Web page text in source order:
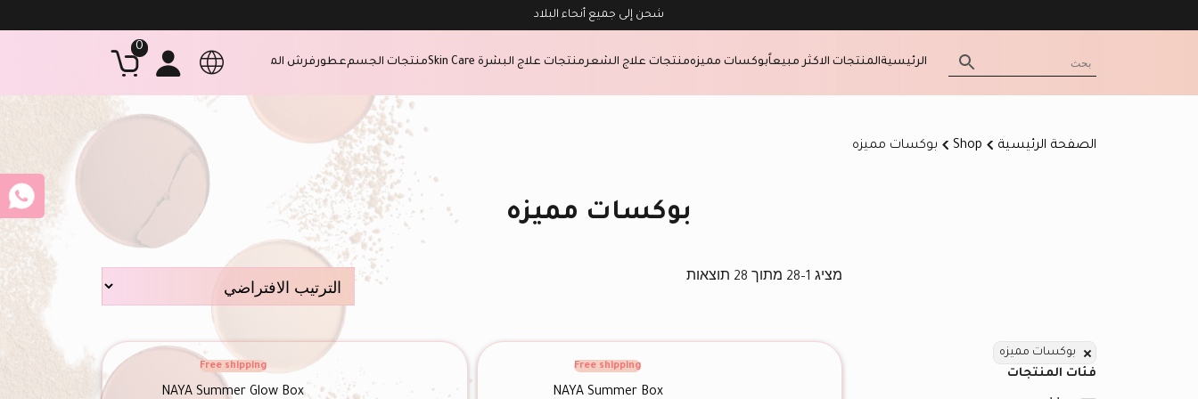
شحن إلى جميع أنحاء البلاد
الرئيسيةالمنتجات الاكثر مبيعاًبوكسات مميزهمنتجات علاج الشعرمنتجات علاج البشرة Skin Care منتجات الجسمعطورفرش المكياج والرموش منتجات التجميل
0
الصفحة الرئيسية Shop بوكسات مميزه
بوكسات مميزه
מציג 1–28 מתוך 28 תוצאות
بوكسات مميزه
فئات المنتجات
Free shipping
NAYA Summer Box
Free shipping
NAYA Summer Glow Box